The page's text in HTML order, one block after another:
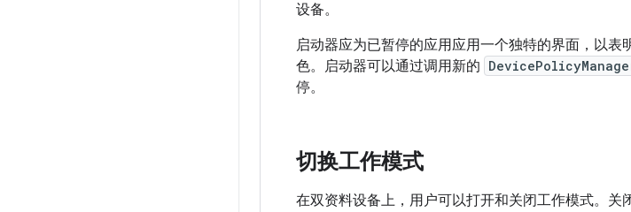
设备。
启动器应为已暂停的应用应用一个独特的界面，以
色。启动器可以通过调用新的
停。
切换工作模式
在双资料设备上，用户可以打开和关闭工作模式。